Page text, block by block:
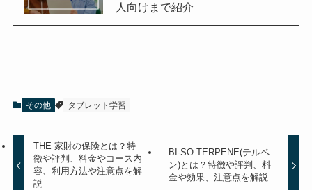
人向けまで紹介
その他 タブレット学習
THE 家財の保険とは？特
徴や評判、料金やコース内
容、利用方法や注意点を解
説
BI-SO TERPENE(テルペ
ン)とは？特徴や評判、料
金や効果、注意点を解説